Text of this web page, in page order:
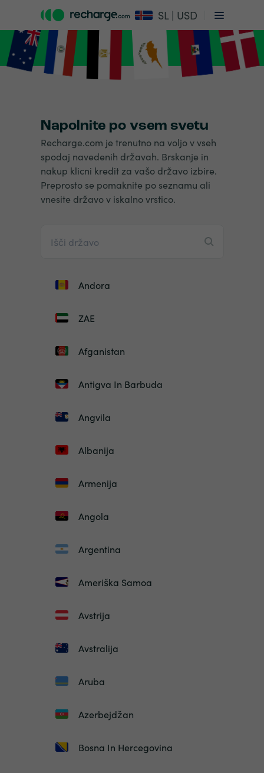
SL | USD
Napolnite po vsem svetu
Recharge.com je trenutno na voljo v vseh
spodaj navedenih državah. Brskanje in
nakup klicni kredit za vašo državo izbire.
Preprosto se pomaknite po seznamu ali
vnesite državo v iskalno vrstico.
Andora
ZAE
Afganistan
Antigva In Barbuda
Angvila
Albanija
Armenija
Angola
Argentina
Ameriška Samoa
Avstrija
Avstralija
Aruba
Azerbejdžan
Bosna In Hercegovina